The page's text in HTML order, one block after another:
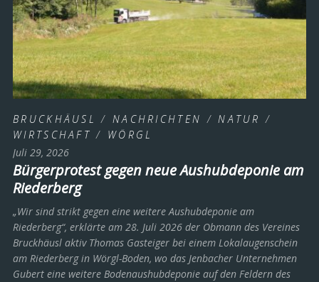
BRUCKHÄUSL / NACHRICHTEN /NATUR /
WIRTSCHAFT / WÖRGL
Juli 29, 2026
Bürgerprotest gegen neue Aushubdeponie am
Riederberg
„Wir sind strikt gegen eine weitere Aushubdeponie am
Riederberg“, erklärte am 28. Juli 2026 der Obmann des Vereines
Bruckhäusl aktiv Thomas Gasteiger bei einem Lokalaugenschein
am Riederberg in Wörgl-Boden, wo das Jenbacher Unternehmen
Gubert eine weitere Bodenaushubdeponie auf den Feldern des